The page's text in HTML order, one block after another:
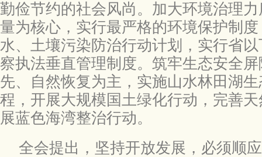
勤俭节约的社会风尚。加大环境治理
量为核心，实行最严格的环境保护制
水、土壤污染防治行动计划，实行省
察执法垂直管理制度。筑牢生态安全
先、自然恢复为主，实施山水林田湖
程，开展大规模国土绿化行动，完善
展蓝色海湾整治行动。
全会提出，坚持开放发展，必须顺